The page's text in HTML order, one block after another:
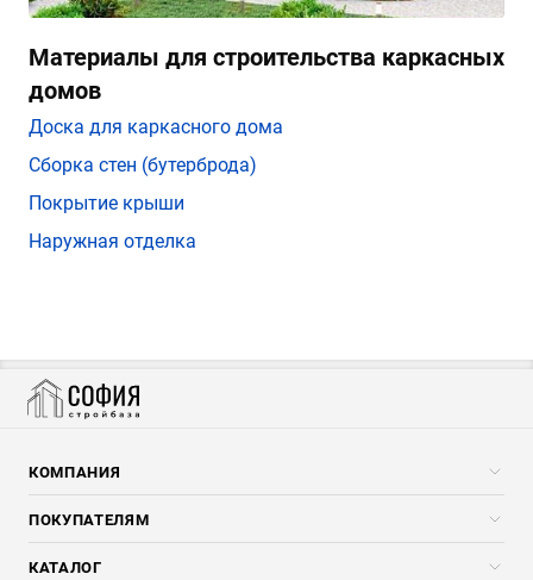
Материалы для строительства каркасных
домов
Доска для каркасного дома
Сборка стен (бутерброда)
Покрытие крыши
Наружная отделка
КОМПАНИЯ
Компания
Услуги
ПОКУПАТЕЛЯМ
Скидки стройкомпаниям
КАТАЛОГ